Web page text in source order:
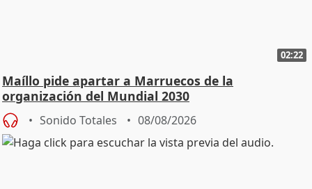
02:22
Maíllo pide apartar a Marruecos de la
organización del Mundial 2030
Sonido Totales 08/08/2026